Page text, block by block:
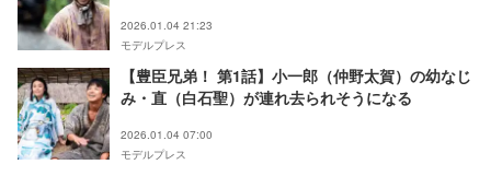
2026.01.04 21:23
モデルプレス
【豊臣兄弟！ 第1話】小一郎（仲野太賀）の幼なじ
み・直（白石聖）が連れ去られそうになる
2026.01.04 07:00
モデルプレス